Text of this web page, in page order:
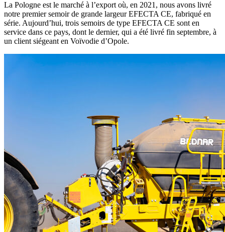
La Pologne est le marché à l’export où, en 2021, nous avons livré
notre premier semoir de grande largeur EFECTA CE, fabriqué en
série. Aujourd’hui, trois semoirs de type EFECTA CE sont en
service dans ce pays, dont le dernier, qui a été livré fin septembre, à
un client siégeant en Voïvodie d’Opole.